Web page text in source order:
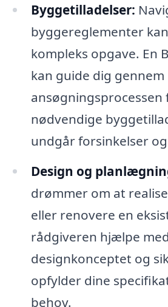
Byggetilladelser:
byggereglementer
kompleks opgave. En
kan guide dig gennem
ansøgningsprocessen
nødvendige
undgår forsinkelser
Design og
drømmer om at
eller renovere en
rådgiveren hjælpe
designkonceptet og
opfylder dine
behov.